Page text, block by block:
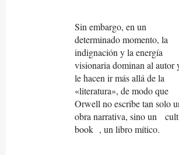
Sin embargo, en un
determinado momento, la
indignación y la energía
visionaria dominan al autor
le hacen ir más allá de la
«literatura», de modo que
Orwell no escribe tan solo
obra narrativa, sino un
cult
book , un libro mítico.